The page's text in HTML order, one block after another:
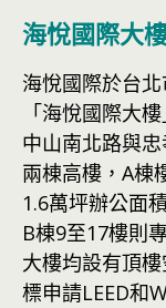
海悅國際大
海悅國際於台
「海悅國際大
中山南北路與
兩棟高樓，A棟
1.6萬坪辦公面
B棟9至17樓則
大樓均設有頂
標申請LEED和